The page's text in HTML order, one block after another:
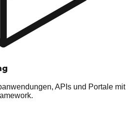
APIs und Portale mit